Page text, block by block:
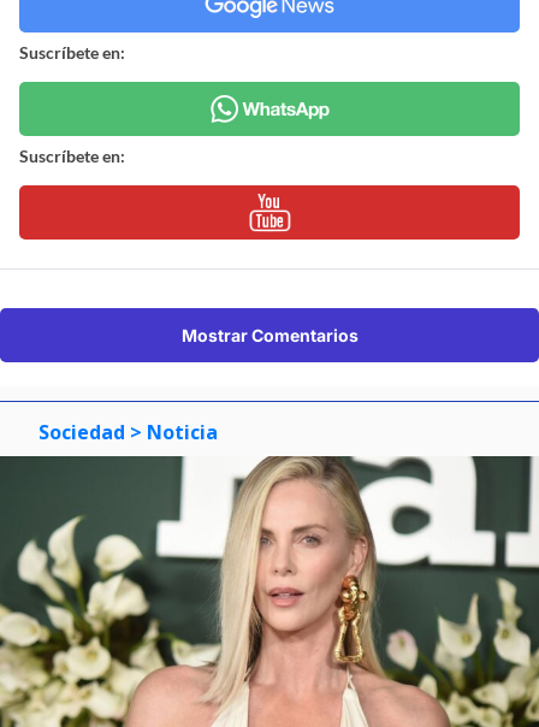
Suscríbete en:
Suscríbete en:
Mostrar Comentarios
Sociedad > Noticia